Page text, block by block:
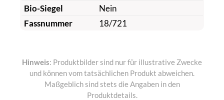
Bio-Siegel
Nein
Fassnummer
18/721
Hinweis: Produktbilder sind nur für illustrative Zwecke
und können vom tatsächlichen Produkt abweichen.
Maßgeblich sind stets die Angaben in den
Produktdetails.